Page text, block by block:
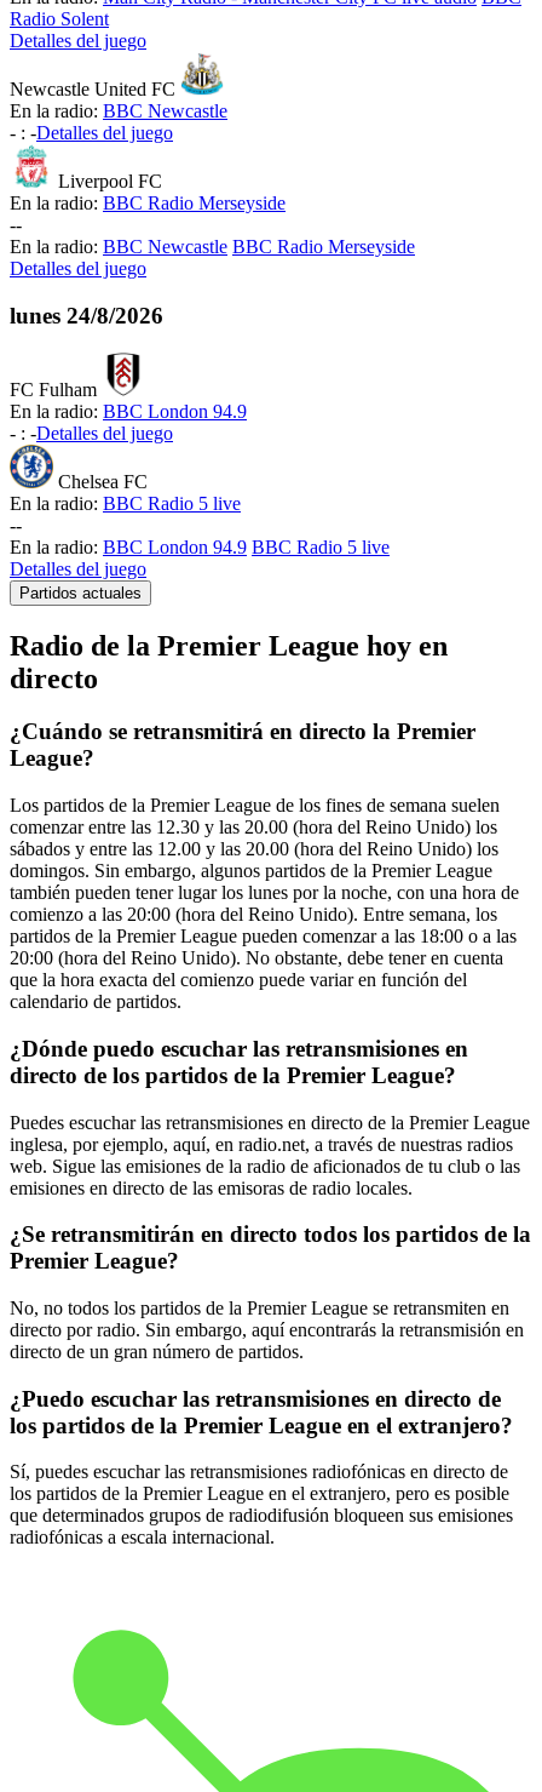
Radio Solent
Detalles del juego
Newcastle United FC
En la radio: BBC Newcastle
- : -Detalles del juego
Liverpool FC
En la radio: BBC Radio Merseyside
--
En la radio: BBC Newcastle BBC Radio Merseyside
Detalles del juego
lunes 24/8/2026
FC Fulham
En la radio: BBC London 94.9
- : -Detalles del juego
Chelsea FC
En la radio: BBC Radio 5 live
--
En la radio: BBC London 94.9 BBC Radio 5 live
Detalles del juego
Partidos actuales
Radio de la Premier League hoy en
directo
¿Cuándo se retransmitirá en directo la Premier
League?
Los partidos de la Premier League de los fines de semana suelen
comenzar entre las 12.30 y las 20.00 (hora del Reino Unido) los
sábados y entre las 12.00 y las 20.00 (hora del Reino Unido) los
domingos. Sin embargo, algunos partidos de la Premier League
también pueden tener lugar los lunes por la noche, con una hora de
comienzo a las 20:00 (hora del Reino Unido). Entre semana, los
partidos de la Premier League pueden comenzar a las 18:00 o a las
20:00 (hora del Reino Unido). No obstante, debe tener en cuenta
que la hora exacta del comienzo puede variar en función del
calendario de partidos.
¿Dónde puedo escuchar las retransmisiones en
directo de los partidos de la Premier League?
Puedes escuchar las retransmisiones en directo de la Premier League
inglesa, por ejemplo, aquí, en radio.net, a través de nuestras radios
web. Sigue las emisiones de la radio de aficionados de tu club o las
emisiones en directo de las emisoras de radio locales.
¿Se retransmitirán en directo todos los partidos de la
Premier League?
No, no todos los partidos de la Premier League se retransmiten en
directo por radio. Sin embargo, aquí encontrarás la retransmisión en
directo de un gran número de partidos.
¿Puedo escuchar las retransmisiones en directo de
los partidos de la Premier League en el extranjero?
Sí, puedes escuchar las retransmisiones radiofónicas en directo de
los partidos de la Premier League en el extranjero, pero es posible
que determinados grupos de radiodifusión bloqueen sus emisiones
radiofónicas a escala internacional.